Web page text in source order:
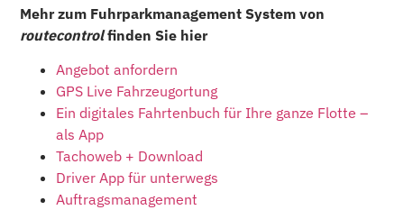
Mehr zum Fuhrparkmanagement System von
routecontrolfinden Sie hier
Angebot anfordern
GPS Live Fahrzeugortung
Ein digitales Fahrtenbuch für Ihre ganze Flotte –
als App
Tachoweb + Download
Driver App für unterwegs
Auftragsmanagement